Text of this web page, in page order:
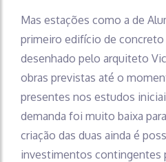
Mas estações como a de
primeiro edifício de concreto
desenhado pelo arquiteto
obras previstas até o
presentes nos estudos
demanda foi muito baixa
criação das duas ainda é
investimentos contingentes